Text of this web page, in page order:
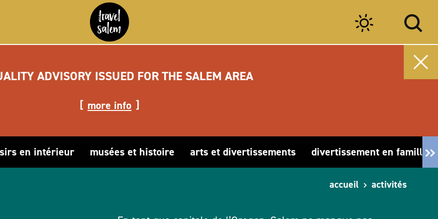
ADVISORY ISSUED FOR THE SALEM AREA
more info
en intérieur musées et histoire arts et divertissements divertissement en famille
accueil activités